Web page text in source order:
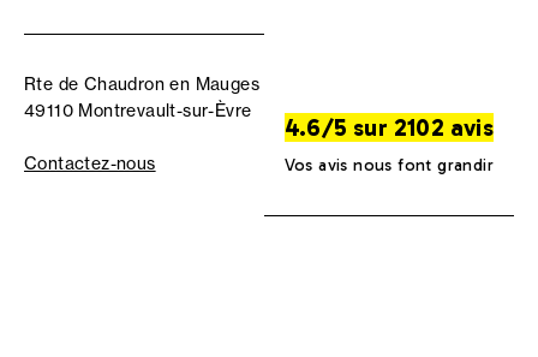
Rte de Chaudron en Mauges
49110 Montrevault-sur-Èvre
Contactez-nous
4.6/5 sur 2102 avis
Vos avis nous font grandir